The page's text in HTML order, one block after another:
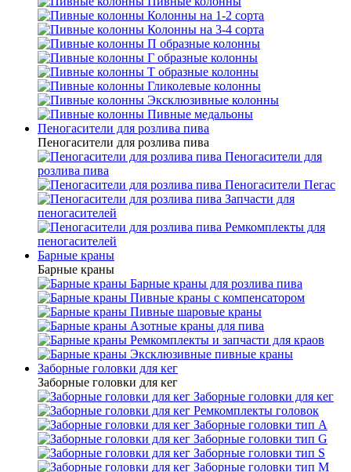
Колонны на 1-2 сорта
Колонны на 3-4 сорта
П образные колонны
Г образные колонны
Т образные колонны
Гликолевые колонны
Эксклюзивные колонны
Пивные медальоны
Пеногасители для розлива пива
Пеногасители для розлива пива
Пеногасители для
розлива пива
Пеногасители Пегас
Запчасти для
пеногасителей
Ремкомплекты для
пеногасителей
Барные краны
Барные краны
Барные краны для розлива пива
Пивные краны с компенсатором
Пивные шаровые краны
Азотные краны для пива
Ремкомплекты и запчасти для краов
Эксклюзивные пивные краны
Заборные головки для кег
Заборные головки для кег
Заборные головки для кег
Ремкомплекты головок
Заборные головки тип А
Заборные головки тип G
Заборные головки тип S
Заборные головки тип М